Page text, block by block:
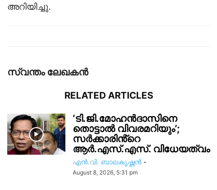
അറിയിച്ചു.
സ്വന്തം ലേഖകന്‍
RELATED ARTICLES
‘ടി.ജി.മോഹൻദാസിനെ
തൊട്ടാൽ വിവരമറിയും’;
സര്‍ക്കാരിൻ്റെ
ആർ.എസ്.എസ്. വിധേയത്വം
എൻ.വി. ബാലകൃഷ്ണൻ -
August 8, 2026, 5:31 pm